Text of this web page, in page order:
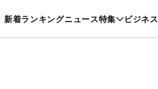
新着ランキングニュース特集 ビジネス
暮らし スポーツ ヘルスケア 美容